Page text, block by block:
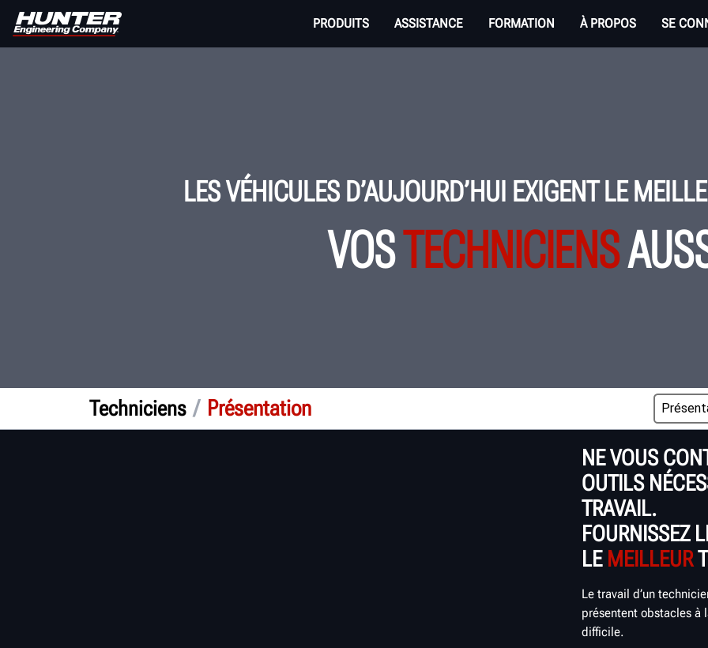
PRODUITS ASSISTANCE FORMATION À PROPOS SE
LES VÉHICULES D’AUJOURD’HUI EXIGENT LE
VOSTECHNICIENS
Techniciens / Présentation
NE VOUS
OUTILS
TRAVAIL.
FOURNISSEZ
LE MEILLEUR
Le travail d’un
présentent obstacles à
difficile.